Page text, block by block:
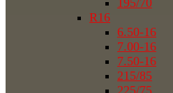
195/70
R16
6.50-16
7.00-16
7.50-16
215/85
225/75